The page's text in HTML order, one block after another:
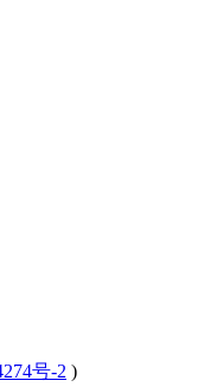
号-2 )